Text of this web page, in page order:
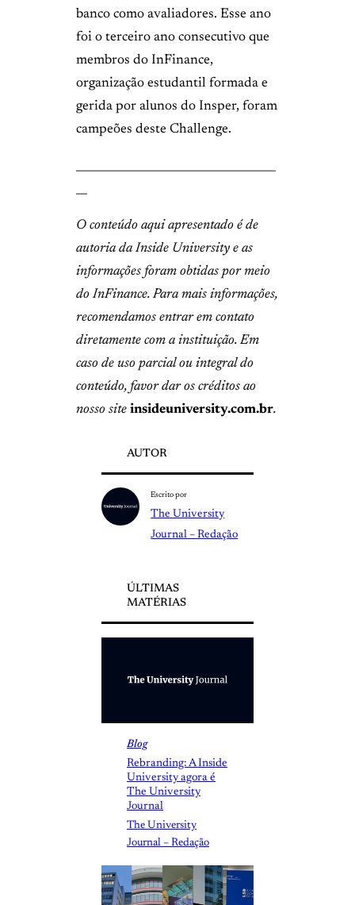
banco como avaliadores. Esse ano
foi o terceiro ano consecutivo que
membros do InFinance,
organização estudantil formada e
gerida por alunos do Insper, foram
campeões deste Challenge.
O conteúdo aqui apresentado é de
autoria da Inside University e as
informações foram obtidas por meio
do InFinance. Para mais informações,
recomendamos entrar em contato
diretamente com a instituição. Em
caso de uso parcial ou integral do
conteúdo, favor dar os créditos ao
nosso site insideuniversity.com.br.
AUTOR
Escrito por
The University
Journal – Redação
ÚLTIMAS
MATÉRIAS
Blog
Rebranding: A Inside
University agora é
The University
Journal
The University
Journal – Redação